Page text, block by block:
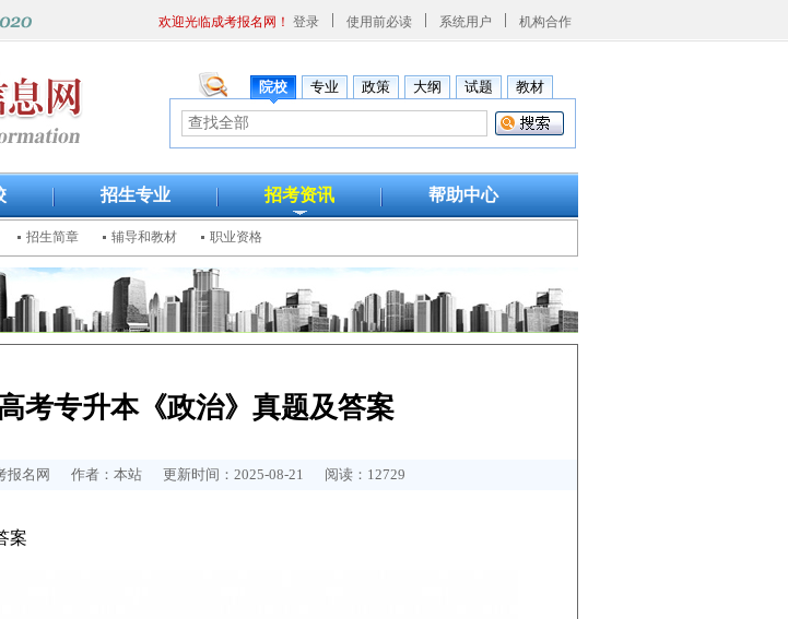
欢迎光临成考报名网！ 登录 使用前必读 系统用户 机构合作
院校 专业 政策 大纲 试题 教材
招生专业 招考资讯 帮助中心
招生简章 辅导和教材 职业资格
考专升本《政治》真题及答案
名网 作者：本站 更新时间：2025-08-21 阅读：12729
案